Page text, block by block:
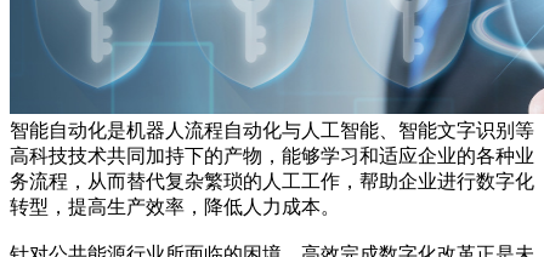
智能自动化是机器人流程自动化与人工智能、智能文字识别等
高科技技术共同加持下的产物，能够学习和适应企业的各种业
务流程，从而替代复杂繁琐的人工工作，帮助企业进行数字化
转型，提高生产效率，降低人力成本。